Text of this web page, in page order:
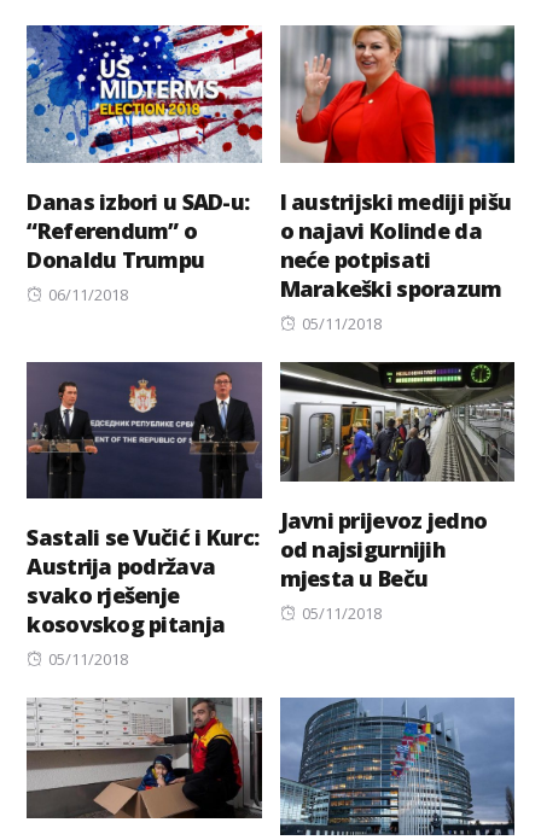
Danas izbori u SAD-u:
“Referendum” o
Donaldu Trumpu
Posted
06/11/2018
I austrijski mediji pišu
o najavi Kolinde da
neće potpisati
Marakeški sporazum
Posted
05/11/2018
Sastali se Vučić i Kurc:
Austrija podržava
svako rješenje
kosovskog pitanja
Posted
05/11/2018
Javni prijevoz jedno
od najsigurnijih
mjesta u Beču
Posted
05/11/2018